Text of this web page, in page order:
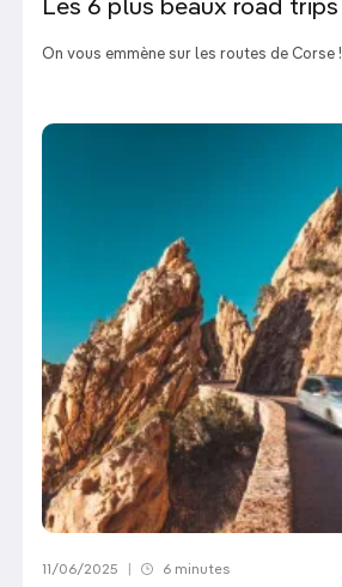
Les 6 plus beaux road
On vous emmène sur les routes de Corse !
11/06/2025 6 minutes